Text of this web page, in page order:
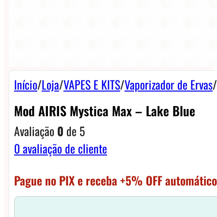
Início/Loja/VAPES E KITS/Vaporizador de Ervas/
Mod AIRIS Mystica Max – Lake Blue
Avaliação0 de 5
0avaliação de cliente
Pague no PIX e receba +5% OFF